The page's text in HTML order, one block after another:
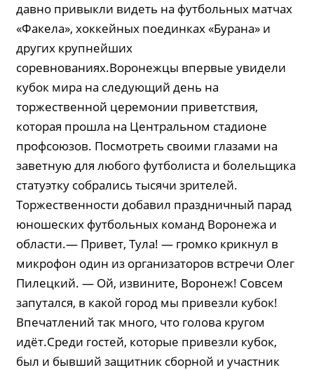
давно привыкли видеть на футбольных матчах
«Факела», хоккейных поединках «Бурана» и
других крупнейших
соревнованиях.Воронежцы впервые увидели
кубок мира на следующий день на
торжественной церемонии приветствия,
которая прошла на Центральном стадионе
проф­союзов. Посмотреть своими глазами на
заветную для любого футболиста и болельщика
статуэтку собрались тысячи зрителей.
Торжественности добавил праздничный парад
юношеских футбольных команд Воронежа и
области.— Привет, Тула! — громко крикнул в
микрофон один из организаторов встречи Олег
Пилецкий. — Ой, извините, Воронеж! Совсем
запутался, в какой город мы привезли кубок!
Впечатлений так много, что голова кругом
идёт.Среди гостей, которые привезли кубок,
был и бывший защитник сборной и участник